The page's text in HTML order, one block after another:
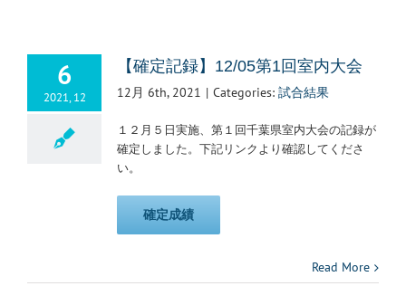
6
2021, 12
【確定記録】12/05第1回室内大会
12月 6th, 2021 | Categories: 試合結果
１２月５日実施、第１回千葉県室内大会の記録が
確定しました。下記リンクより確認してくださ
い。
確定成績
Read More